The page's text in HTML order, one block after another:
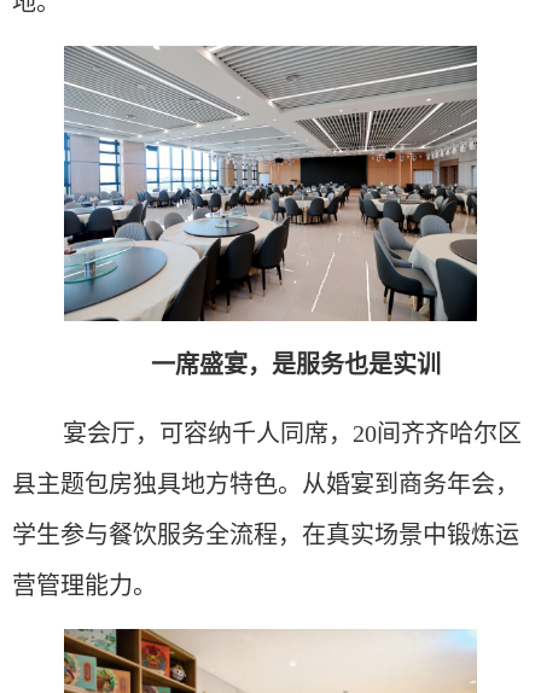
一席盛宴，是服务也是实训
宴会厅，可容纳千人同席，20间齐齐哈尔区
县主题包房独具地方特色。从婚宴到商务年会，
学生参与餐饮服务全流程，在真实场景中锻炼运
营管理能力。